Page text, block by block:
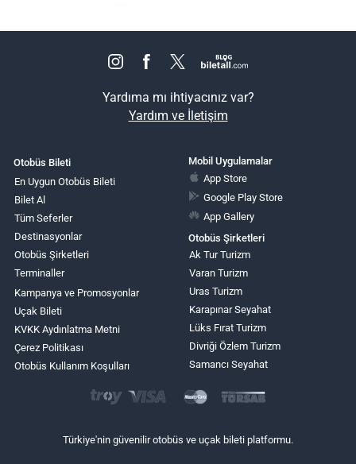
Yardıma mı ihtiyacınız var?
Yardım ve İletişim
Otobüs Bileti
En Uygun Otobüs Bileti
Bilet Al
Tüm Seferler
Destinasyonlar
Otobüs Şirketleri
Terminaller
Kampanya ve Promosyonlar
Uçak Bileti
KVKK Aydınlatma Metni
Çerez Politikası
Otobüs Kullanım Koşulları
Mobil Uygulamalar
App Store
Google Play Store
App Gallery
Otobüs Şirketleri
Ak Tur Turizm
Varan Turizm
Uras Turizm
Karapınar Seyahat
Lüks Fırat Turizm
Divriği Özlem Turizm
Samancı Seyahat
Türkiye'nin güvenilir otobüs ve uçak bileti platformu.